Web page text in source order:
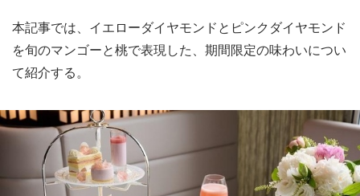
本記事では、イエローダイヤモンドとピンクダイヤモンド
を旬のマンゴーと桃で表現した、期間限定の味わいについ
て紹介する。